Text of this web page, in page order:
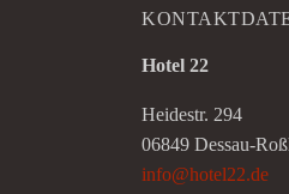
Hotel 22
Heidestr. 294
06849 Dessau-
info@hotel22.de